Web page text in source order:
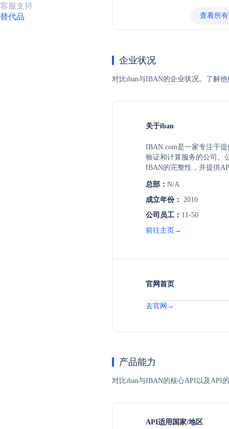
客服支持
替代品
查看所
企业状况
对比iban与IBAN的企业状况。了解
关于iban
IBAN.com是一家专注于
验证和计算服务的公司。
IBAN的完整性，并提供
提供BIC验证服务，并支
验证。IBAN.com致力于
费。
总部： N/A
成立年份： 2010
公司员工： 11-50
前往主页→
官网首页
去官网→
产品能力
对比iban与IBAN的核心API以及API
API适用国家/地区